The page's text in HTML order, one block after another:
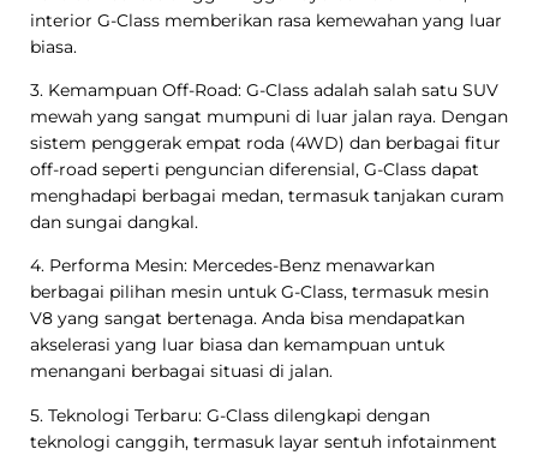
interior G-Class memberikan rasa kemewahan yang luar
biasa.
3. Kemampuan Off-Road: G-Class adalah salah satu SUV
mewah yang sangat mumpuni di luar jalan raya. Dengan
sistem penggerak empat roda (4WD) dan berbagai fitur
off-road seperti penguncian diferensial, G-Class dapat
menghadapi berbagai medan, termasuk tanjakan curam
dan sungai dangkal.
4. Performa Mesin: Mercedes-Benz menawarkan
berbagai pilihan mesin untuk G-Class, termasuk mesin
V8 yang sangat bertenaga. Anda bisa mendapatkan
akselerasi yang luar biasa dan kemampuan untuk
menangani berbagai situasi di jalan.
5. Teknologi Terbaru: G-Class dilengkapi dengan
teknologi canggih, termasuk layar sentuh infotainment